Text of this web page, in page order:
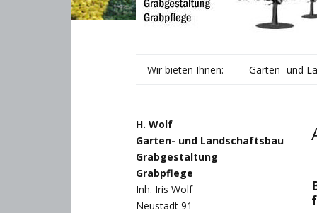
Wir bieten Ihnen: Garten- und
H. Wolf
Garten- und Landschaftsbau
Grabgestaltung
Grabpflege
Inh. Iris Wolf
Neustadt 91